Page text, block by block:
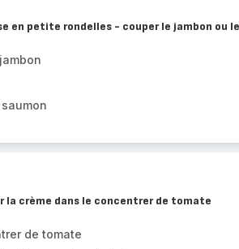
en petite rondelles - couper le jambon ou
la crème dans le concentrer de tomate
de tomate